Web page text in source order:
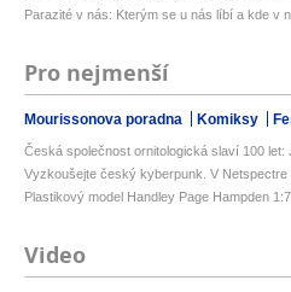
Parazité v nás: Kterým se u nás líbí a kde v
Pro nejmenší
Mourissonova poradna Komiksy
Česká společnost ornitologická slaví 100
Vyzkoušejte český kyberpunk. V Netspectre
Plastikový model Handley Page Hampden
Video